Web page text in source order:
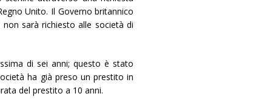
Unito. Il Governo britannico
sarà richiesto alle società di
di sei anni; questo è stato
ha già preso un prestito in
del prestito a 10 anni.